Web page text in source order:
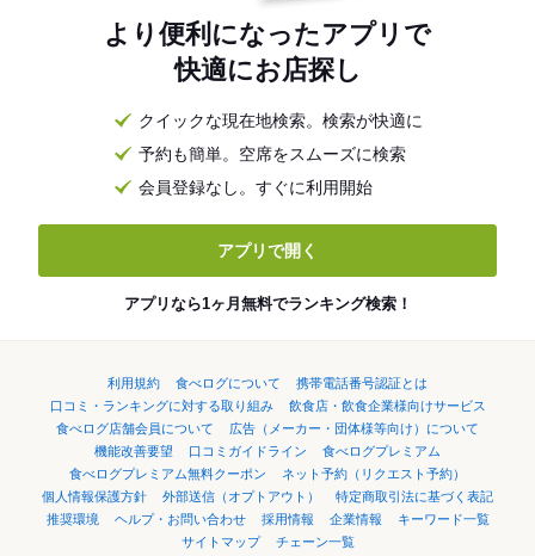
より便利になったアプリで
快適にお店探し
クイックな現在地検索。検索が快適に
予約も簡単。空席をスムーズに検索
会員登録なし。すぐに利用開始
アプリで開く
アプリなら1ヶ月無料でランキング検索！
利用規約 食べログについて
携帯電話番号認証とは
口コミ・ランキングに対する取り組み
飲食店・飲食企業様向けサービス
食べログ店舗会員について
広告（メーカー・団体様等向け）について
機能改善要望
口コミガイドライン
食べログプレミアム
食べログプレミアム無料クーポン
ネット予約（リクエスト予約）
個人情報保護方針
外部送信（オプトアウト）
特定商取引法に基づく表記
推奨環境
ヘルプ・お問い合わせ 採用情報 企業情報
キーワード一覧
サイトマップ
チェーン一覧